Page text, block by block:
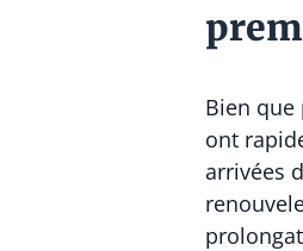
Bien que
ont
arrivées